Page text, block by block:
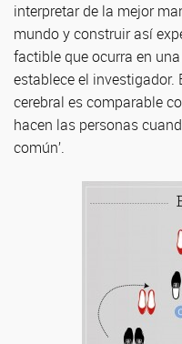
interpretar de la mejor
mundo y construir así
factible que ocurra en
establece el investigador.
cerebral es comparable
hacen las personas
común’.